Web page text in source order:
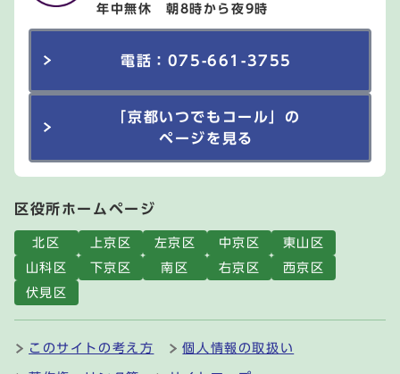
年中無休 朝8時から夜9時
電話：075-661-3755
「京都いつでもコール」の
ページを見る
区役所ホームページ
北区 上京区 左京区 中京区
東山区
山科区
下京区 南区 右京区
西京区
伏見区
このサイトの考え方 個人情報の取扱い